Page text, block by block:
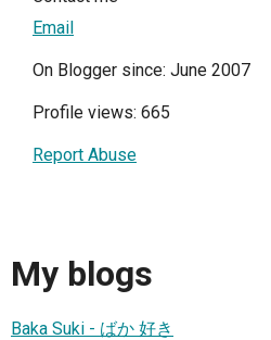
Email
On Blogger since: June 2007
Profile views: 665
Report Abuse
My blogs
Baka Suki - ばか 好き